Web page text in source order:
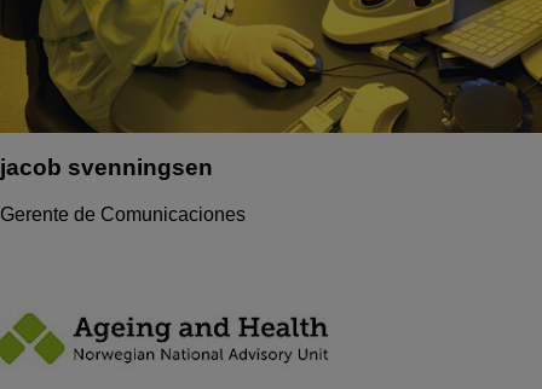
jacob svenningsen
Gerente de Comunicaciones